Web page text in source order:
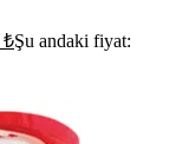
₺Şu andaki fiyat: